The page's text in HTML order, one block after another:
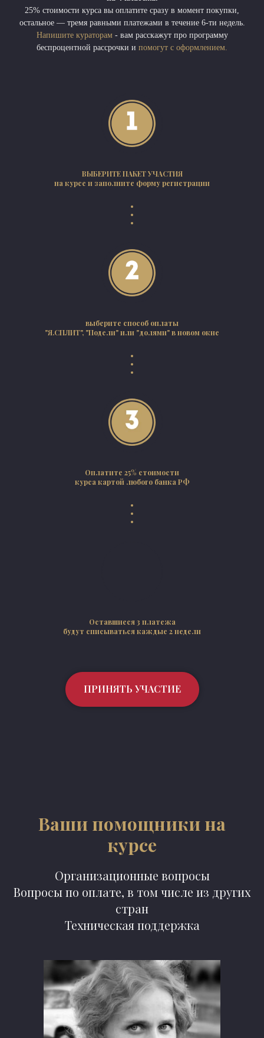
25% стоимости курса вы оплатите сразу в момент покупки,
остальное — тремя равными платежами в течение 6-ти недель.
Напишите кураторам - вам расскажут про программу
беспроцентной рассрочки и помогут с оформлением.
ВЫБЕРИТЕ ПАКЕТ УЧАСТИЯ
на курсе и заполните форму регистрации
выберите способ оплаты
"Я.СПЛИТ", "Подели" или "долями" в новом окне
Оплатите 25% стоимости
курса картой любого банка РФ
Оставшиеся 3 платежа
будут списываться каждые 2 недели
ПРИНЯТЬ УЧАСТИЕ
Ваши помощники на
курсе
Организационные вопросы
Вопросы по оплате, в том числе из других
стран
Техническая поддержка